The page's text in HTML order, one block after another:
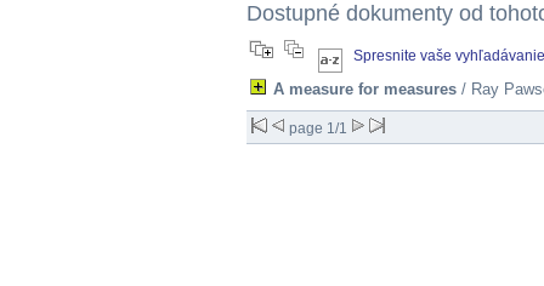
Dostupné dokumenty od
Spresnite vaše vyhľadávanie
A measure for measures / Ray
page 1/1